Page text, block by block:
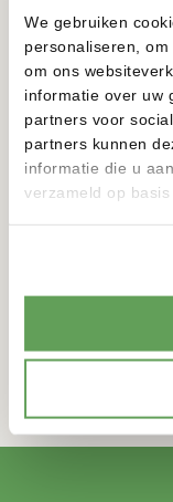
We gebruiken
personaliseren,
om ons
informatie over uw
partners voor
partners kunnen
informatie die u
verzameld op
TORRE SOLAR